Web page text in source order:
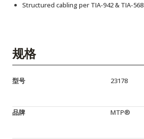
Structured cabling per TIA-942 & TIA-568
规格
型号 23178
品牌 MTP®